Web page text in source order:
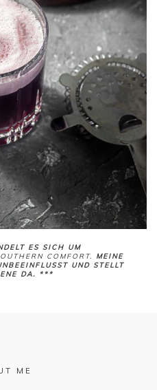
ES SICH UM
COMFORT.
MEINE
UND STELLT
DA. ***
ME